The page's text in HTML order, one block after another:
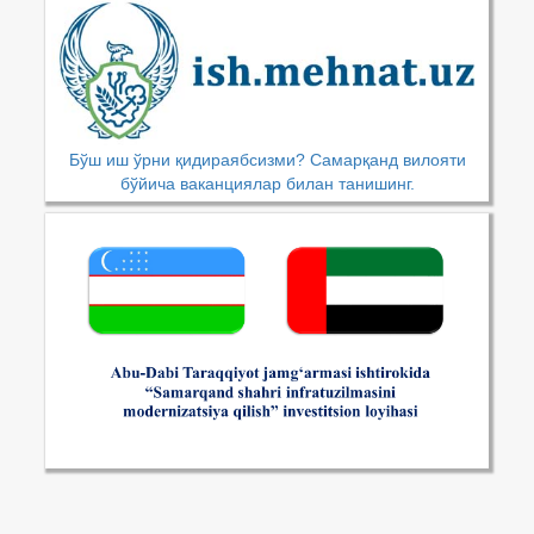
Бўш иш ўрни қидираябсизми? Самарқанд вилояти
бўйича ваканциялар билан танишинг.